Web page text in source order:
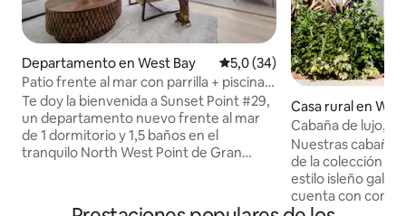
Departamento en West Bay Calificación promedio: 5,0 de
5,0 (34)
Patio frente al mar con parrilla + piscina,
gimnasio y spa
Te doy la bienvenida a Sunset Point #29,
un departamento nuevo frente al mar
de 1 dormitorio y 1,5 baños en el
tranquilo North West Point de Gran
ventanas del piso al techo, un patio
Casa rural en
Cabaña de lujo, 1
pasos de la
Nuestras
de la colección
estilo isleño
cuenta con
y ducha de jardín.